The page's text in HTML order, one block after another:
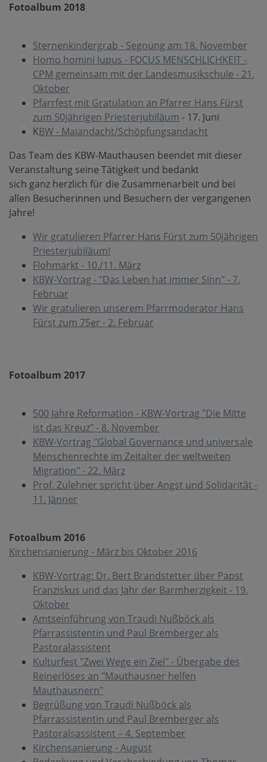
Fotoalbum 2018
Sternenkindergrab - Segnung am 18. November
Homo homini lupus - FOCUS MENSCHLICHKEIT -
CPM gemeinsam mit der Landesmusikschule - 21.
Oktober
Pfarrfest mit Gratulation an Pfarrer Hans Fürst
zum 50jährigen Priesterjubiläum - 17. Juni
KBW - Maiandacht/Schöpfungsandacht
Das Team des KBW-Mauthausen beendet mit dieser
Veranstaltung seine Tätigkeit und bedankt
sich ganz herzlich für die Zusammenarbeit und bei
allen Besucherinnen und Besuchern der vergangenen
Jahre!
Wir gratulieren Pfarrer Hans Fürst zum 50jährigen
Priesterjubiläum!
Flohmarkt - 10./11. März
KBW-Vortrag - "Das Leben hat immer Sinn" - 7.
Februar
Wir gratulieren unserem Pfarrmoderator Hans
Fürst zum 75er - 2. Februar
Fotoalbum 2017
500 Jahre Reformation - KBW-Vortrag "Die Mitte
ist das Kreuz" - 8. November
KBW-Vortrag "Global Governance und universale
Menschenrechte im Zeitalter der weltweiten
Migration" - 22. März
Prof. Zulehner spricht über Angst und Solidarität -
11. Jänner
Fotoalbum 2016
Kirchensanierung - März bis Oktober 2016
KBW-Vortrag: Dr. Bert Brandstetter über Papst
Franziskus und das Jahr der Barmherzigkeit - 19.
Oktober
Amtseinführung von Traudi Nußböck als
Pfarrassistentin und Paul Bremberger als
Pastoralassistent
Kulturfest "Zwei Wege ein Ziel" - Übergabe des
Reinerlöses an "Mauthausner helfen
Mauthausnern"
Begrüßung von Traudi Nußböck als
Pfarrassistentin und Paul Bremberger als
Pastoralsassistent – 4. September
Kirchensanierung - August